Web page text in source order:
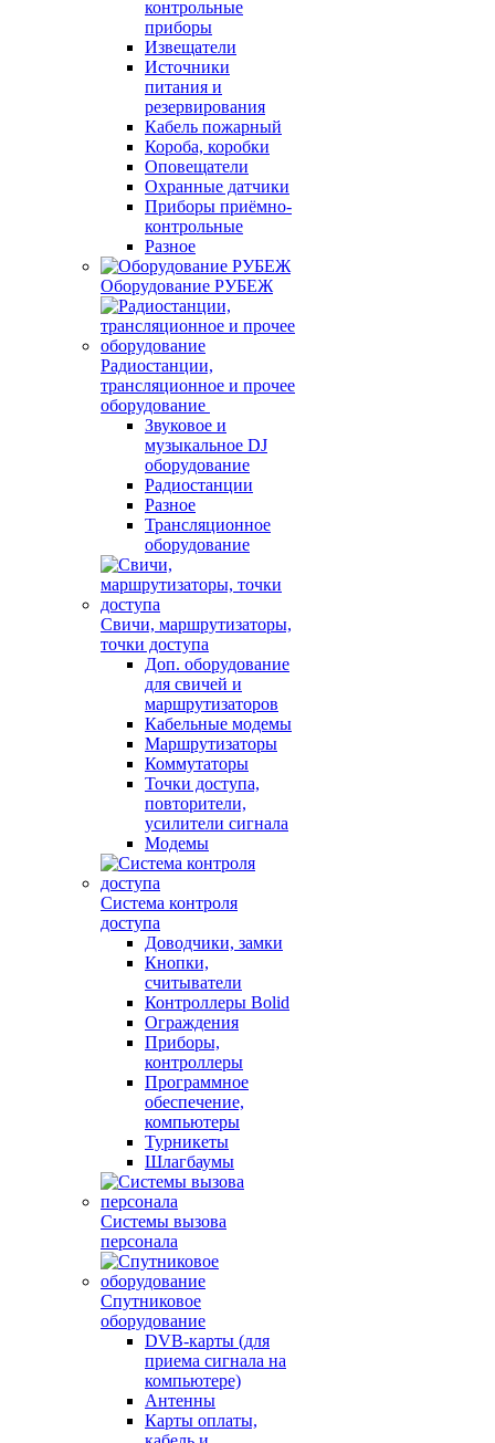
контрольные
приборы
Извещатели
Источники
питания и
резервирования
Кабель пожарный
Короба, коробки
Оповещатели
Охранные датчики
Приборы приёмно-
контрольные
Разное
Оборудование РУБЕЖ
Радиостанции,
трансляционное и прочее
оборудование
Звуковое и
музыкальное DJ
оборудование
Радиостанции
Разное
Трансляционное
оборудование
Свичи, маршрутизаторы,
точки доступа
Доп. оборудование
для свичей и
маршрутизаторов
Кабельные модемы
Маршрутизаторы
Коммутаторы
Точки доступа,
повторители,
усилители сигнала
Модемы
Система контроля
доступа
Доводчики, замки
Кнопки,
считыватели
Контроллеры Bolid
Ограждения
Приборы,
контроллеры
Программное
обеспечение,
компьютеры
Турникеты
Шлагбаумы
Системы вызова
персонала
Спутниковое
оборудование
DVB-карты (для
приема сигнала на
компьютере)
Антенны
Карты оплаты,